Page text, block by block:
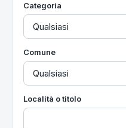
Utilità
Categoria
Comune
Località o titolo